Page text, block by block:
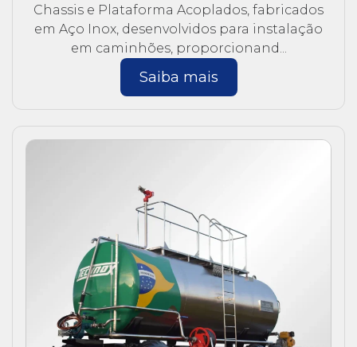
Chassis e Plataforma Acoplados, fabricados
em Aço Inox, desenvolvidos para instalação
em caminhões, proporcionand...
Saiba mais